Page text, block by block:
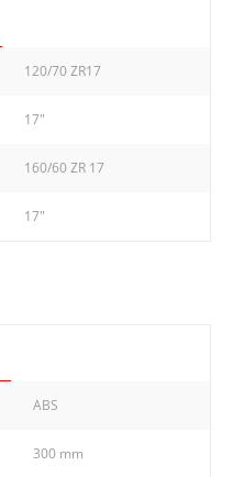
120/70 ZR17
17"
160/60 ZR 17
17"
ABS
300 mm